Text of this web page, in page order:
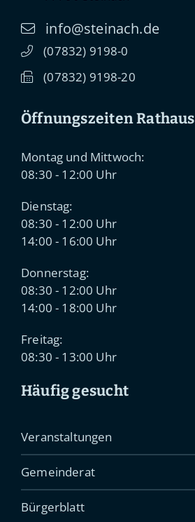
info@steinach.de
(07832) 91 98-0
(07832) 91 98-20
Öffnungszeiten Rathaus
Montag und Mittwoch:
08:30 - 12:00 Uhr
Dienstag:
08:30 - 12:00 Uhr
14:00 - 16:00 Uhr
Donnerstag:
08:30 - 12:00 Uhr
14:00 - 18:00 Uhr
Freitag:
08:30 - 13:00 Uhr
Häufig gesucht
Veranstaltungen
Gemeinderat
Bürgerblatt